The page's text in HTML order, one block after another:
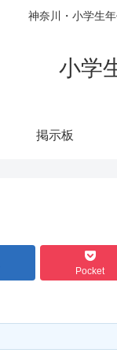
神奈川・小学生
小学
掲示板
Pocket